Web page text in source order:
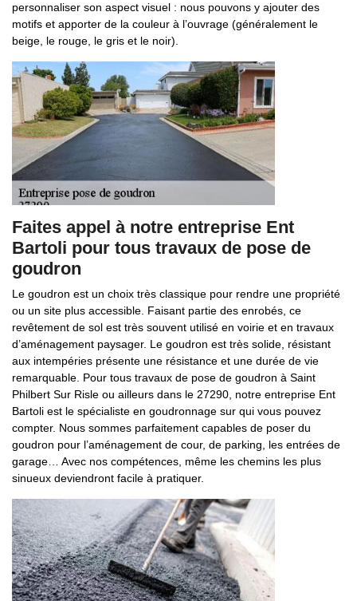
personnaliser son aspect visuel : nous pouvons y ajouter des
motifs et apporter de la couleur à l’ouvrage (généralement le
beige, le rouge, le gris et le noir).
Faites appel à notre entreprise Ent
Bartoli pour tous travaux de pose de
goudron
Le goudron est un choix très classique pour rendre une propriété
ou un site plus accessible. Faisant partie des enrobés, ce
revêtement de sol est très souvent utilisé en voirie et en travaux
d’aménagement paysager. Le goudron est très solide, résistant
aux intempéries présente une résistance et une durée de vie
remarquable. Pour tous travaux de pose de goudron à Saint
Philbert Sur Risle ou ailleurs dans le 27290, notre entreprise Ent
Bartoli est le spécialiste en goudronnage sur qui vous pouvez
compter. Nous sommes parfaitement capables de poser du
goudron pour l’aménagement de cour, de parking, les entrées de
garage… Avec nos compétences, même les chemins les plus
sinueux deviendront facile à pratiquer.